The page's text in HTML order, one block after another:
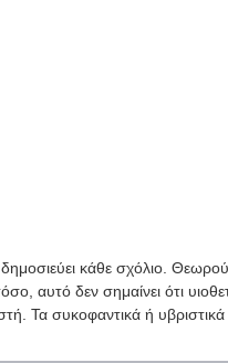
κάθε σχόλιο.
αυτό δεν σημαίνει ότι
Τα συκοφαντικά ή